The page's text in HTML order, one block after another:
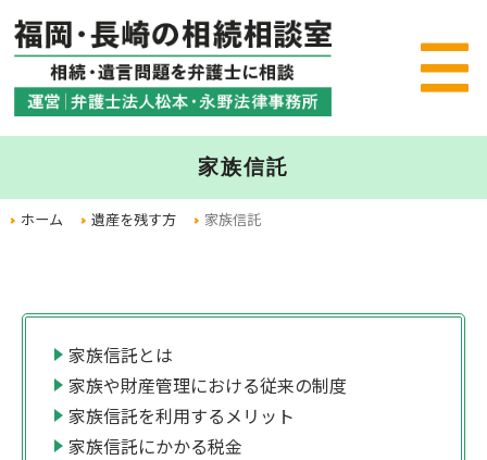
家族信託
ホーム 遺産を残す方 家族信託
家族信託とは
家族や財産管理における従来の制度
家族信託を利用するメリット
家族信託にかかる税金